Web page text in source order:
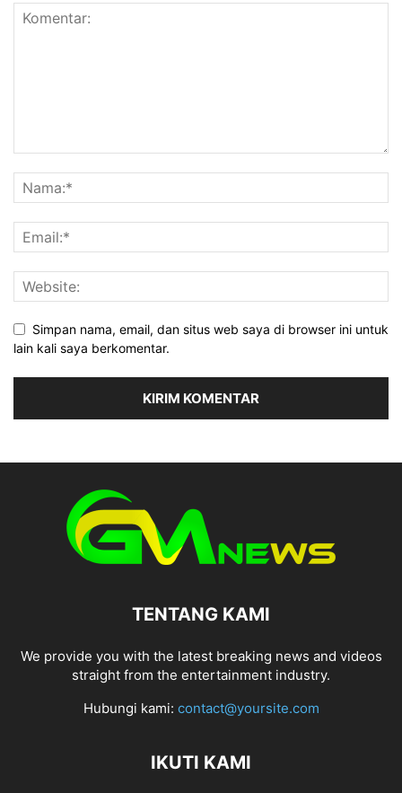
Simpan nama, email, dan situs web saya di browser ini untuk
lain kali saya berkomentar.
TENTANG KAMI
We provide you with the latest breaking news and videos
straight from the entertainment industry.
Hubungi kami: contact@yoursite.com
IKUTI KAMI